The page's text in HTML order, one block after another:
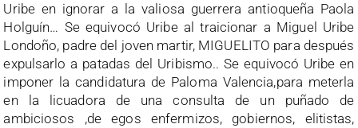
Uribe en ignorar a la valiosa guerrera antioqueña Paola
Holguín… Se equivocó Uribe al traicionar a Miguel Uribe
Londoño, padre del joven martir, MIGUELITO para después
expulsarlo a patadas del Uribismo.. Se equivocó Uribe en
imponer la candidatura de Paloma Valencia,para meterla
en la licuadora de una consulta de un puñado de
ambiciosos ,de egos enfermizos, gobiernos, elitistas,